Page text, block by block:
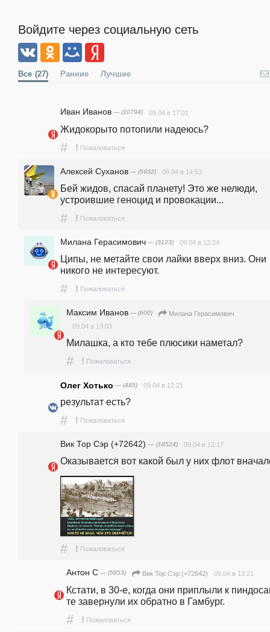
Войдите через социальную сеть
Все (27) Ранние Лучшие
Иван Иванов — (10794) 09.04 в 17:01
Жидокорыто потопили надеюсь?
# ! Пожаловаться
Алексей Суханов — (5932) 09.04 в 14:53
Бей жидов, спасай планету! Это же нелюди,
устроившие геноцид и провокации...
# ! Пожаловаться
Милана Герасимович — (3123) 09.04 в 12:24
Ципы, не метайте свои лайки вверх вниз. Они
никого не интересуют.
# ! Пожаловаться
Максим Иванов — (600)
Милана Герасимович
09.04 в 13:03
Милашка, а кто тебе плюсики наметал?
# ! Пожаловаться
Олег Хотько — (485) 09.04 в 12:21
результат есть?
# ! Пожаловаться
Вик Тор Сэр (+72642) — (18524) 09.04 в 12:17
Оказывается вот какой был у них флот
# ! Пожаловаться
Антон С — (5853) Вик Тор Сэр (+72642) 09.04 в 13:21
Кстати, в 30-е, когда они приплыли к
те завернули их обратно в Гамбург.
# ! Пожаловаться